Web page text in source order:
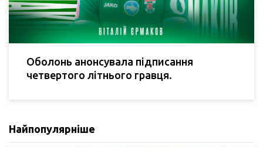
Оболонь анонсувала підписання
четвертого літнього гравця.
Найпопулярніше